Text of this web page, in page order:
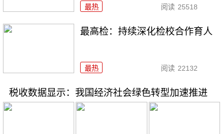
最热 阅读 25518
最高检：持续深化检校合作育人
最热 阅读 22132
税收数据显示：我国经济社会绿色转型加速推进